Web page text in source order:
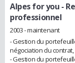
Alpes for you -
professionnel
2003 - maintenant
- Gestion du
négociation du
- Gestion du